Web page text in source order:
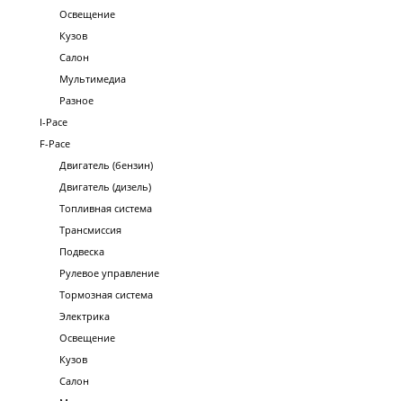
Освещение
Кузов
Салон
Мультимедиа
Разное
I-Pace
F-Pace
Двигатель (бензин)
Двигатель (дизель)
Топливная система
Трансмиссия
Подвеска
Рулевое управление
Тормозная система
Электрика
Освещение
Кузов
Салон